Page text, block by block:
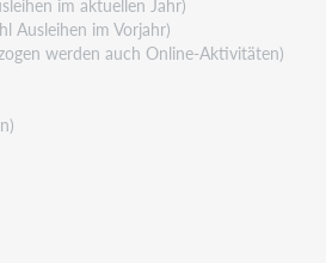
im aktuellen Jahr)
Ausleihen im Vorjahr)
werden auch Online-Aktivitäten)